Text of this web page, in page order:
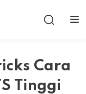
Cara
Tinggi
Sign up